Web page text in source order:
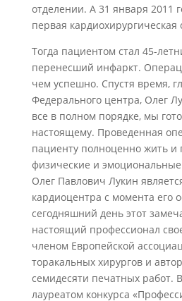
отделении. А 31 января 2011
первая кардиохирургическая
Тогда пациентом стал 45-
перенесший инфаркт.
чем успешно. Спустя время,
Федерального центра, Олег
все в полном порядке, мы
настоящему. Проведенная
пациенту полноценно жить и
физические и эмоциональные
Олег Павлович Лукин
кардиоцентра с момента его
сегодняшний день этот
настоящий профессионал
членом Европейской
торакальных хирургов и
семидесяти печатных работ.
лауреатом конкурса